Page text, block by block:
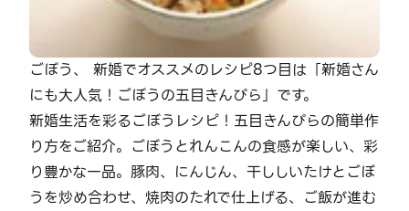
ごぼう、 新婚でオススメのレシピ8つ目は「新婚さん
にも大人気！ごぼうの五目きんぴら」です。
新婚生活を彩るごぼうレシピ！五目きんぴらの簡単作
り方をご紹介。ごぼうとれんこんの食感が楽しい、彩
り豊かな一品。豚肉、にんじん、干ししいたけとごぼ
うを炒め合わせ、焼肉のたれで仕上げる、ご飯が進む